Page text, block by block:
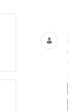
Ricerca